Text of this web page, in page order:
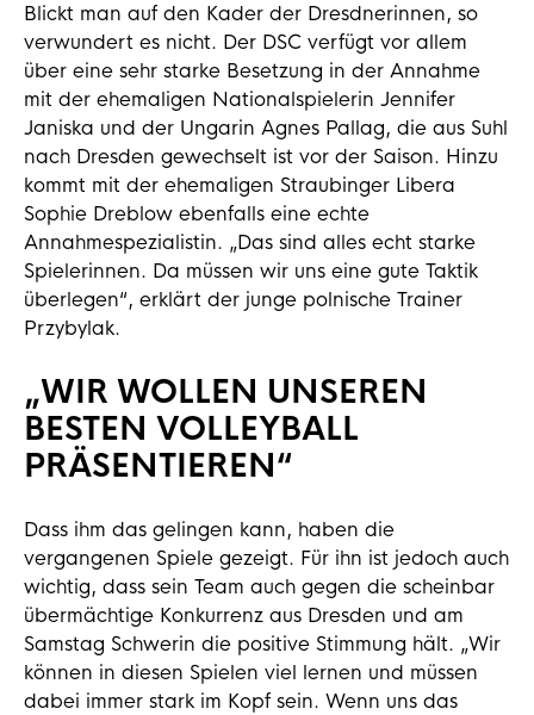
Blickt man auf den Kader der Dresdnerinnen, so
verwundert es nicht. Der DSC verfügt vor allem
über eine sehr starke Besetzung in der Annahme
mit der ehemaligen Nationalspielerin Jennifer
Janiska und der Ungarin Agnes Pallag, die aus Suhl
nach Dresden gewechselt ist vor der Saison. Hinzu
kommt mit der ehemaligen Straubinger Libera
Sophie Dreblow ebenfalls eine echte
Annahmespezialistin. „Das sind alles echt starke
Spielerinnen. Da müssen wir uns eine gute Taktik
überlegen“, erklärt der junge polnische Trainer
Przybylak.
„WIR WOLLEN UNSEREN
BESTEN VOLLEYBALL
PRÄSENTIEREN“
Dass ihm das gelingen kann, haben die
vergangenen Spiele gezeigt. Für ihn ist jedoch auch
wichtig, dass sein Team auch gegen die scheinbar
übermächtige Konkurrenz aus Dresden und am
Samstag Schwerin die positive Stimmung hält. „Wir
können in diesen Spielen viel lernen und müssen
dabei immer stark im Kopf sein. Wenn uns das